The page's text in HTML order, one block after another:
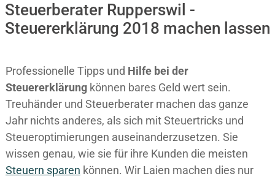
Steuerberater Rupperswil -
Steuererklärung 2018 machen lassen
Professionelle Tipps und Hilfe bei der
Steuererklärung können bares Geld wert sein.
Treuhänder und Steuerberater machen das ganze
Jahr nichts anderes, als sich mit Steuertricks und
Steueroptimierungen auseinanderzusetzen. Sie
wissen genau, wie sie für ihre Kunden die meisten
Steuern sparen können. Wir Laien machen dies nur